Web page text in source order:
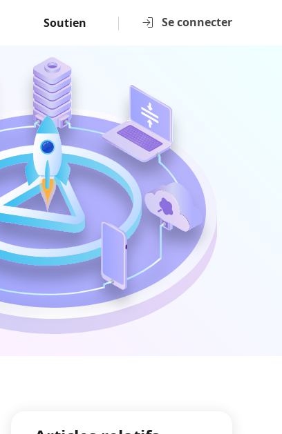
Se connecter
Soutien